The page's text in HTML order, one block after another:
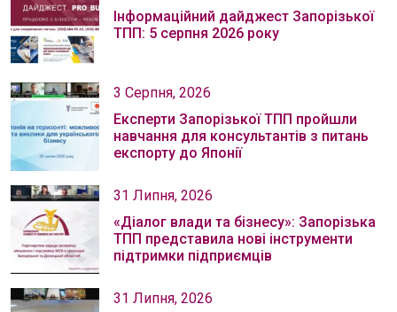
Інформаційний дайджест Запорізької
ТПП: 5 серпня 2026 року
3 Серпня, 2026
Експерти Запорізької ТПП пройшли
навчання для консультантів з питань
експорту до Японії
31 Липня, 2026
«Діалог влади та бізнесу»: Запорізька
ТПП представила нові інструменти
підтримки підприємців
31 Липня, 2026